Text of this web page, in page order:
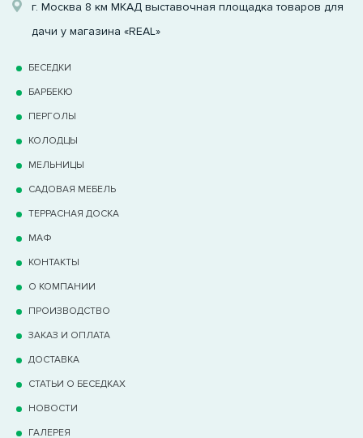
г. Москва 8 км МКАД выставочная площадка товаров для
дачи у магазина «REAL»
БЕСЕДКИ
БАРБЕКЮ
ПЕРГОЛЫ
КОЛОДЦЫ
МЕЛЬНИЦЫ
САДОВАЯ МЕБЕЛЬ
ТЕРРАCНАЯ ДОСКА
МАФ
КОНТАКТЫ
О КОМПАНИИ
ПРОИЗВОДСТВО
ЗАКАЗ И ОПЛАТА
ДОСТАВКА
СТАТЬИ О БЕСЕДКАХ
НОВОСТИ
ГАЛЕРЕЯ